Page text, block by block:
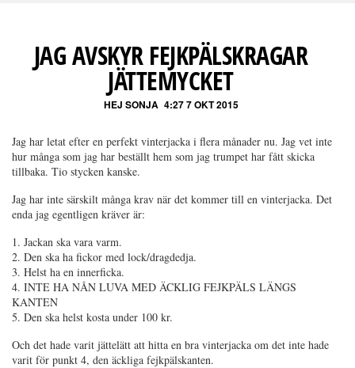
JAG AVSKYR FEJKPÄLSKRAGAR
JÄTTEMYCKET
HEJ SONJA 4:27 7 OKT 2015
Jag har letat efter en perfekt vinterjacka i flera månader nu. Jag vet inte
hur många som jag har beställt hem som jag trumpet har fått skicka
tillbaka. Tio stycken kanske.
Jag har inte särskilt många krav när det kommer till en vinterjacka. Det
enda jag egentligen kräver är:
1. Jackan ska vara varm.
2. Den ska ha fickor med lock/dragdedja.
3. Helst ha en innerficka.
4. INTE HA NÅN LUVA MED ÄCKLIG FEJKPÄLS LÄNGS
KANTEN
5. Den ska helst kosta under 100 kr.
Och det hade varit jättelätt att hitta en bra vinterjacka om det inte hade
varit för punkt 4, den äckliga fejkpälskanten.